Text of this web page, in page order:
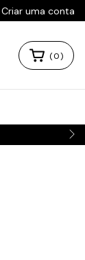
Criar uma conta
(0)